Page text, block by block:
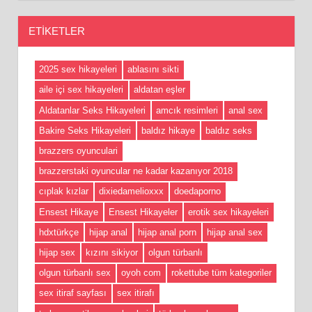
ETIKETLER
2025 sex hikayeleri
ablasını sikti
aile içi sex hikayeleri
aldatan eşler
Aldatanlar Seks Hikayeleri
amcık resimleri
anal sex
Bakire Seks Hikayeleri
baldız hikaye
baldız seks
brazzers oyunculari
brazzerstaki oyuncular ne kadar kazanıyor 2018
cıplak kızlar
dixiedamelioxxx
doedaporno
Ensest Hikaye
Ensest Hikayeler
erotik sex hikayeleri
hdxtürkçe
hijap anal hijap anal porn
hijap anal sex
hijap sex
kızını sikiyor
olgun türbanlı
olgun türbanlı sex
oyoh com
rokettube tüm kategoriler
sex itiraf sayfası
sex itirafı